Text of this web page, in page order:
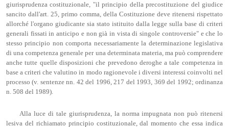
giurisprudenza costituzionale, "il principio della precostituzione del giudice
sancito dall'art. 25, primo comma, della Costituzione deve ritenersi rispettato
allorché l'organo giudicante sia stato istituito dalla legge sulla base di criteri
generali fissati in anticipo e non già in vista di singole controversie" e che lo
stesso principio non comporta necessariamente la determinazione legislativa
di una competenza generale per una determinata materia, ma può comprendere
anche tutte quelle disposizioni che prevedono deroghe a tale competenza in
base a criteri che valutino in modo ragionevole i diversi interessi coinvolti nel
processo (v. sentenze nn. 42 del 1996, 217 del 1993, 369 del 1992; ordinanza
n. 508 del 1989).
Alla luce di tale giurisprudenza, la norma impugnata non può ritenersi
lesiva del richiamato principio costituzionale, dal momento che essa indica